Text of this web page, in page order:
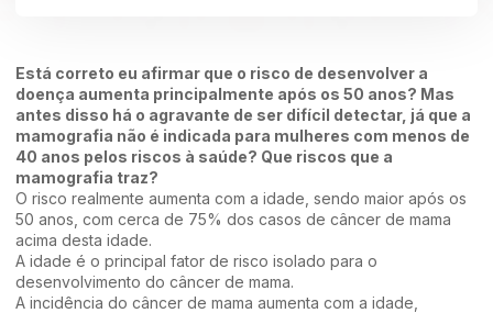
Está correto eu afirmar que o risco de desenvolver a
doença aumenta principalmente após os 50 anos? Mas
antes disso há o agravante de ser difícil detectar, já que a
mamografia não é indicada para mulheres com menos de
40 anos pelos riscos à saúde? Que riscos que a
mamografia traz?
O risco realmente aumenta com a idade, sendo maior após os
50 anos, com cerca de 75% dos casos de câncer de mama
acima desta idade.
A idade é o principal fator de risco isolado para o
desenvolvimento do câncer de mama.
A incidência do câncer de mama aumenta com a idade,